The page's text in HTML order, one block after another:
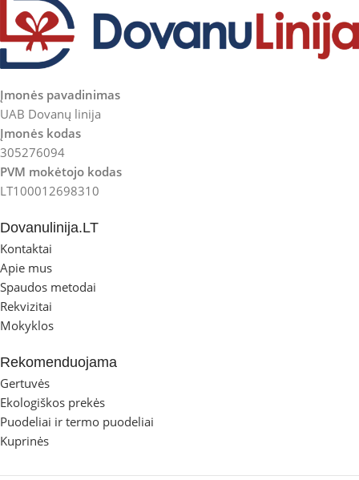
Įmonės pavadinimas
UAB Dovanų linija
Įmonės kodas
305276094
PVM mokėtojo kodas
LT100012698310
Dovanulinija.LT
Kontaktai
Apie mus
Spaudos metodai
Rekvizitai
Mokyklos
Rekomenduojama
Gertuvės
Ekologiškos prekės
Puodeliai ir termo puodeliai
Kuprinės